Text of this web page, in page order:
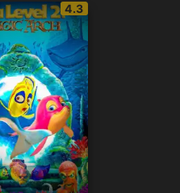
IMDb
рейтинг:
4.3